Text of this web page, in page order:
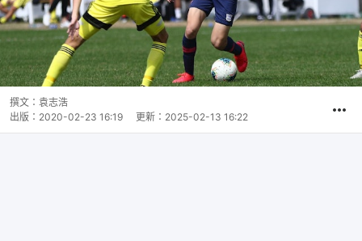
撰文： 袁志浩
出版： 2020-02-23 16:19 更新： 2025-02-13 16:22